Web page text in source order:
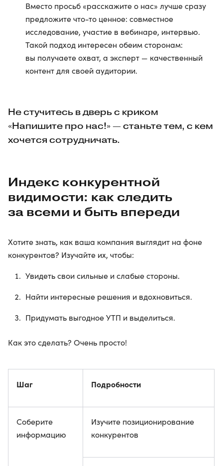
Вместо просьб «расскажите о нас» лучше сразу
предложите что-то ценное: совместное
исследование, участие в вебинаре, интервью.
Такой подход интересен обеим сторонам:
вы получаете охват, а эксперт — качественный
контент для своей аудитории.
Не стучитесь в дверь с криком
«Напишите про нас!» — станьте тем, с кем
хочется сотрудничать.
Индекс конкурентной
видимости: как следить
за всеми и быть впереди
Хотите знать, как ваша компания выглядит на фоне
конкурентов? Изучайте их, чтобы:
Увидеть свои сильные и слабые стороны.
Найти интересные решения и вдохновиться.
Придумать выгодное УТП и выделиться.
Как это сделать? Очень просто!
Шаг Подробности
Соберите
информацию
Изучите позиционирование
конкурентов